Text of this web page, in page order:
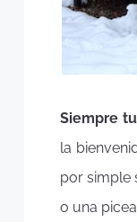
Siempre
la
por simple
o una